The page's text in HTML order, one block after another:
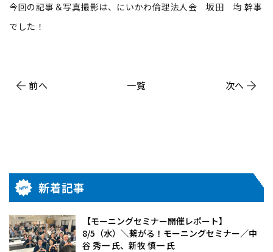
今回の記事＆写真撮影は、にいかわ倫理法人会 坂田 均 幹事
でした！
前へ 一覧 次へ
新着記事
【モーニングセミナー開催レポート】
8/5（水）＼繋がる！モーニングセミナー／中
谷 秀一 氏、新牧 慎一 氏